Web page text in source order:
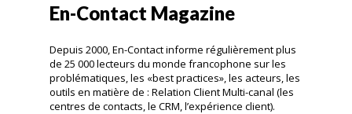
En-Contact Magazine
Depuis 2000, En-Contact informe régulièrement plus
de 25 000 lecteurs du monde francophone sur les
problématiques, les «best practices», les acteurs, les
outils en matière de : Relation Client Multi-canal (les
centres de contacts, le CRM, l’expérience client).